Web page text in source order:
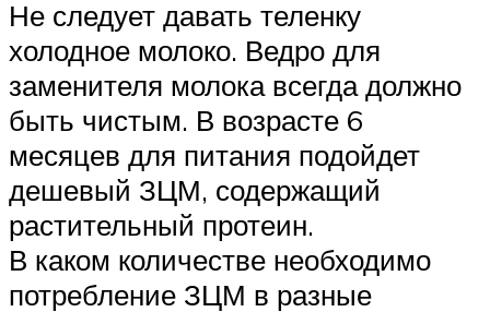
Не следует давать теленку
холодное молоко. Ведро для
заменителя молока всегда должно
быть чистым. В возрасте 6
месяцев для питания подойдет
дешевый ЗЦМ, содержащий
растительный протеин.
В каком количестве необходимо
потребление ЗЦМ в разные